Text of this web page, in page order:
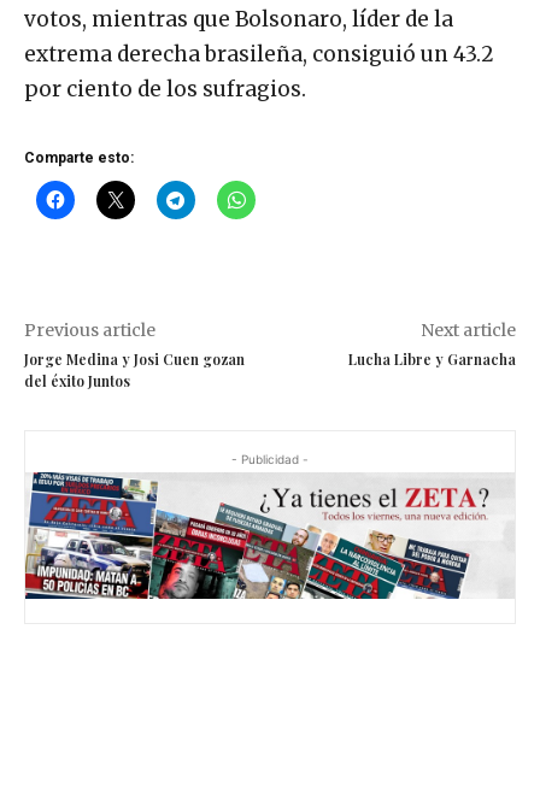
votos, mientras que Bolsonaro, líder de la
extrema derecha brasileña, consiguió un 43.2
por ciento de los sufragios.
Comparte esto:
Previous article
Jorge Medina y Josi Cuen gozan
del éxito Juntos
Next article
Lucha Libre y Garnacha
- Publicidad -